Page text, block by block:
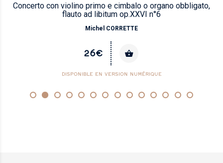
Concerto con violino primo e cimbalo o organo obbligato,
flauto ad libitum op.XXVI n°6
Michel CORRETTE
26€
DISPONIBLE EN VERSION NUMÉRIQUE